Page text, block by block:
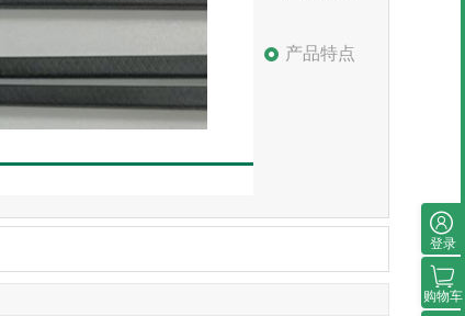
产品特点
登录
购物车